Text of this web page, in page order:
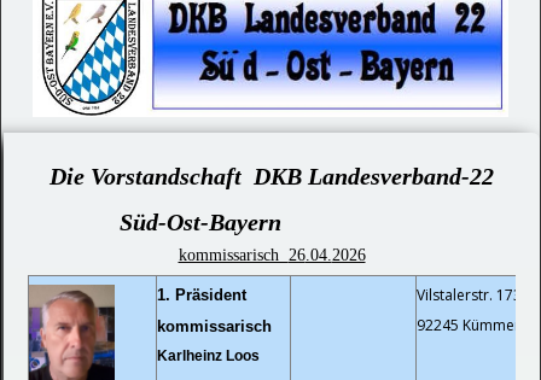
Die Vorstandschaft DKB Landesverband-22
Süd-Ost-Bayern
kommissarisch 26.04. 2026
1. Präsident
kommissarisch
Karlheinz Loos
Vilstalerstr. 173a
92245